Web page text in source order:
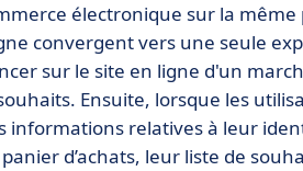
électronique sur la
convergent vers une seule
sur le site en ligne d'un
Ensuite, lorsque les
relatives à leur
d’achats, leur liste de